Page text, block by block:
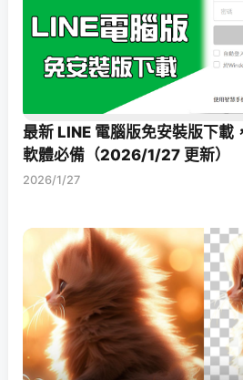
最新 LINE 電腦版免安裝版下載
軟體必備（2026/1/27 更新）
2026/1/27